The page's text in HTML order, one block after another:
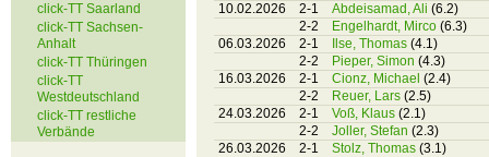
click-TT Saarland
click-TT Sachsen-
Anhalt
click-TT Thüringen
click-TT
Westdeutschland
click-TT restliche
Verbände
10.02.2026
2-1 Abdeisamad, Ali (6.2)
2-2
Engelhardt, Mirco (6.3)
06.03.2026
2-1 Ilse, Thomas (4.1)
2-2
Pieper, Simon (4.3)
16.03.2026
2-1 Cionz, Michael (2.4)
2-2
Reuer, Lars (2.5)
24.03.2026
2-1 Voß, Klaus (2.1)
2-2
Joller, Stefan (2.3)
26.03.2026
2-1 Stolz, Thomas (3.1)